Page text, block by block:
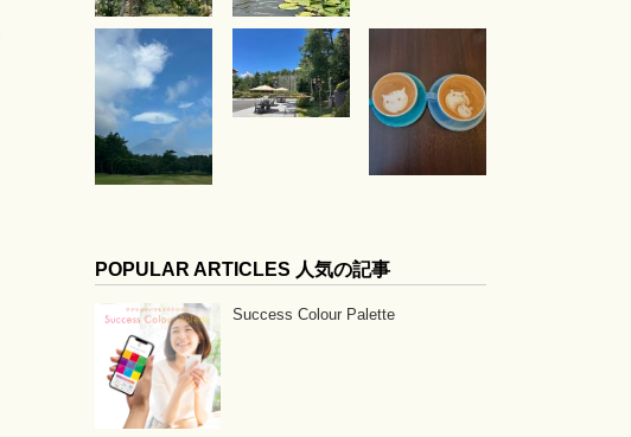
POPULAR ARTICLES 人気の記事
Success Colour Palette